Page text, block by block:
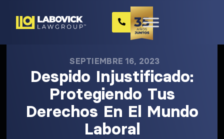
SEPTIEMBRE 16, 2023
Despido Injustificado:
Protegiendo Tus
Derechos En El Mundo
Laboral